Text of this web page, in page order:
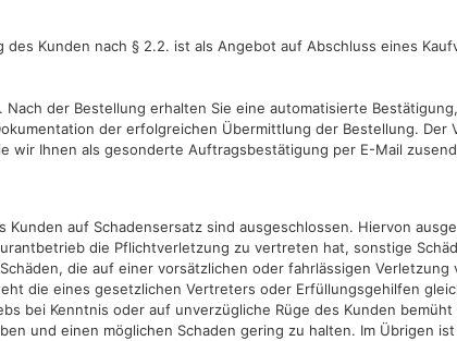
Kunden nach § 2.2. ist als Angebot auf Abschluss eines
der Bestellung erhalten Sie eine automatisierte
der erfolgreichen Übermittlung der Bestellung. Der
wir Ihnen als gesonderte Auftragsbestätigung per E-Mail
auf Schadensersatz sind ausgeschlossen. Hiervon
die Pflichtverletzung zu vertreten hat, sonstige
die auf einer vorsätzlichen oder fahrlässigen Verletzung
die eines gesetzlichen Vertreters oder Erfüllungsgehilfen
bei Kenntnis oder auf unverzügliche Rüge des Kunden
und einen möglichen Schaden gering zu halten. Im Übrigen